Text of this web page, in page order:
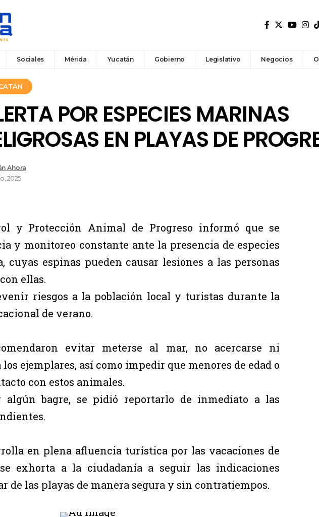
Sociales Mérida Yucatán Gobierno Legislativo Negocios
POR ESPECIES MARINAS
EN PLAYAS DE
Ahora
2025
y Protección Animal de Progreso informó que se
y monitoreo constante ante la presencia de especies
cuyas espinas pueden causar lesiones a las personas
ellas.
riesgos a la población local y turistas durante la
de verano.
evitar meterse al mar, no acercarse ni
ejemplares, así como impedir que menores de edad o
con estos animales.
algún bagre, se pidió reportarlo de inmediato a las
en plena afluencia turística por las vacaciones de
exhorta a la ciudadanía a seguir las indicaciones
de las playas de manera segura y sin contratiempos.